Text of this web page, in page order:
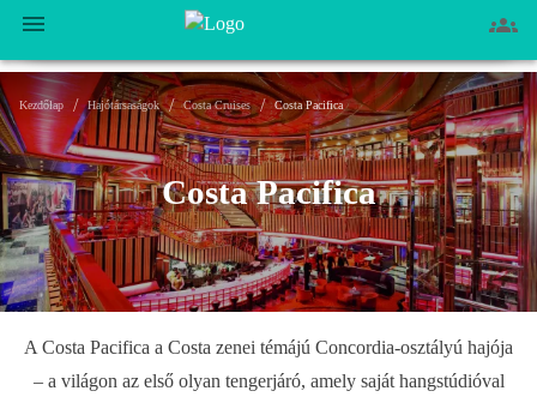
Costa Pacifica
Kezdőlap / Hajótársaságok / Costa Cruises / Costa Pacifica
A Costa Pacifica a Costa zenei témájú Concordia-osztályú hajója
– a világon az első olyan tengerjáró, amely saját hangstúdióval